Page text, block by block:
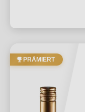
PRÄMIERT